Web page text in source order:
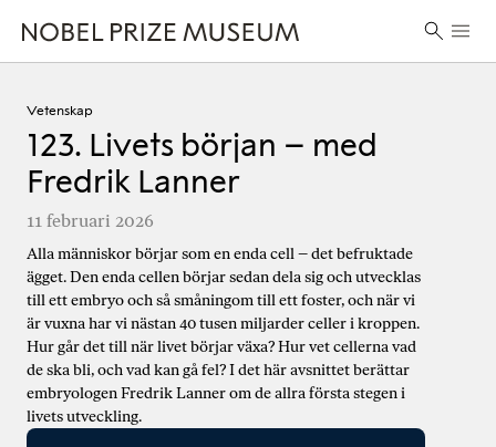
Skip
to
header
Skip
to
main
Skip
to
footer
Sök
Vetenskap
123. Livets början – med
Fredrik Lanner
11 februari 2026
Alla människor börjar som en enda cell – det befruktade
ägget. Den enda cellen börjar sedan dela sig och utvecklas
till ett embryo och så småningom till ett foster, och när vi
är vuxna har vi nästan 40 tusen miljarder celler i kroppen.
Hur går det till när livet börjar växa? Hur vet cellerna vad
de ska bli, och vad kan gå fel? I det här avsnittet berättar
embryologen Fredrik Lanner om de allra första stegen i
livets utveckling.